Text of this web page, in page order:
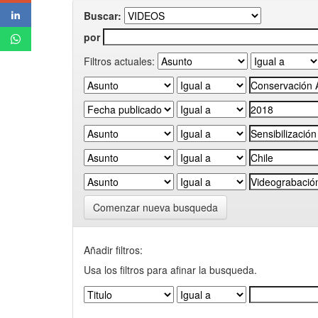
Buscar:
por
Filtros actuales:
Comenzar nueva busqueda
Añadir filtros:
Usa los filtros para afinar la busqueda.